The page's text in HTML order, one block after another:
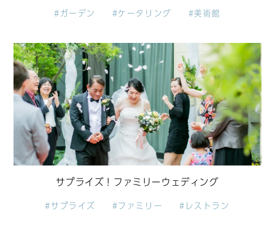
#ガーデン #ケータリング #美術館
サプライズ！ファミリーウェディング
#サプライズ #ファミリー #レストラン